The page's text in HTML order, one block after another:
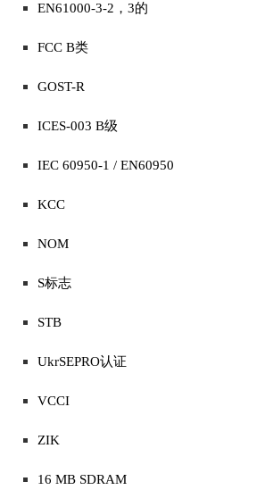
EN61000-3-2，3的
FCC B类
GOST-R
ICES-003 B级
IEC 60950-1 / EN60950
KCC
NOM
S标志
STB
UkrSEPRO认证
VCCI
ZIK
16 MB SDRAM